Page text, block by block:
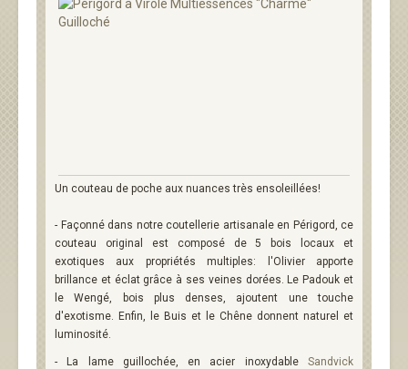
Un couteau de poche aux nuances très ensoleillées!
- Façonné dans notre coutellerie artisanale en Périgord, ce
couteau original est composé de 5 bois locaux et
exotiques aux propriétés multiples: l'Olivier apporte
brillance et éclat grâce à ses veines dorées. Le Padouk et
le Wengé, bois plus denses, ajoutent une touche
d'exotisme. Enfin, le Buis et le Chêne donnent naturel et
luminosité.
- La lame guillochée, en acier inoxydableSandvick